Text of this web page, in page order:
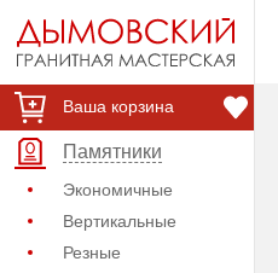
Ваша корзина
Памятники
Экономичные
Вертикальные
Резные